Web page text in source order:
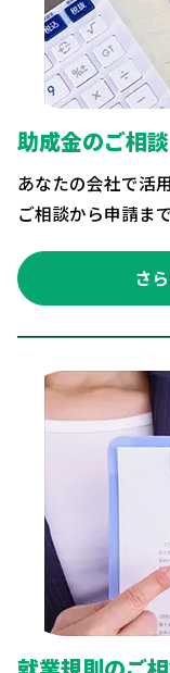
助成金のご相
あなたの会社で活
ご相談から申請ま
さ